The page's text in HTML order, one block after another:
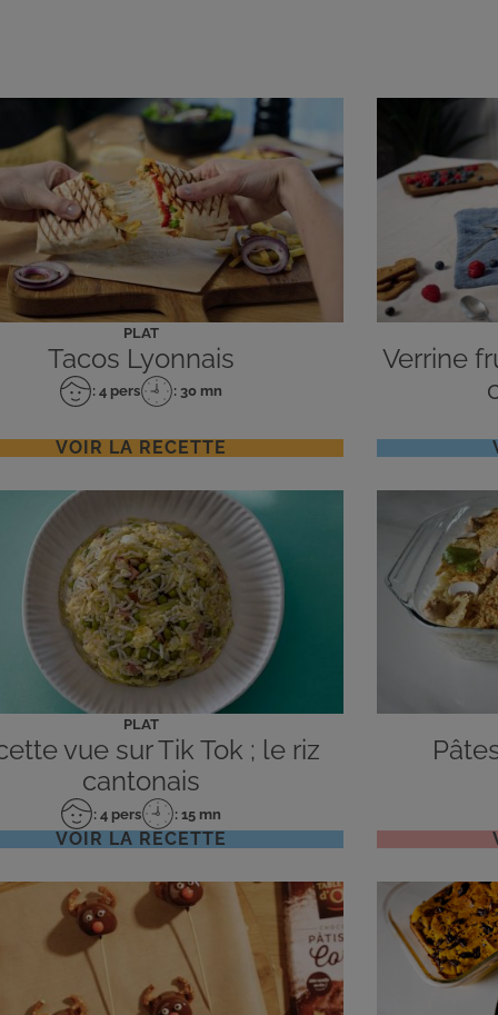
PLAT
Tacos Lyonnais
Nombre
personnes
: 4 pers
Temps
préparation
: 30 mn
VOIR LA RECETTE
Verrine
PLAT
vue sur Tik Tok ; le riz
cantonais
Nombre
de
: 4 pers
Temps
de
: 15 mn
VOIR LA RECETTE